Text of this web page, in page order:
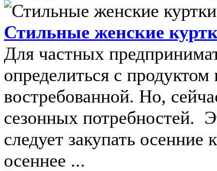
Стильные женские
Для частных
определиться с
востребованной. Но,
сезонных потребностей.
следует закупать осенние
осеннее ...